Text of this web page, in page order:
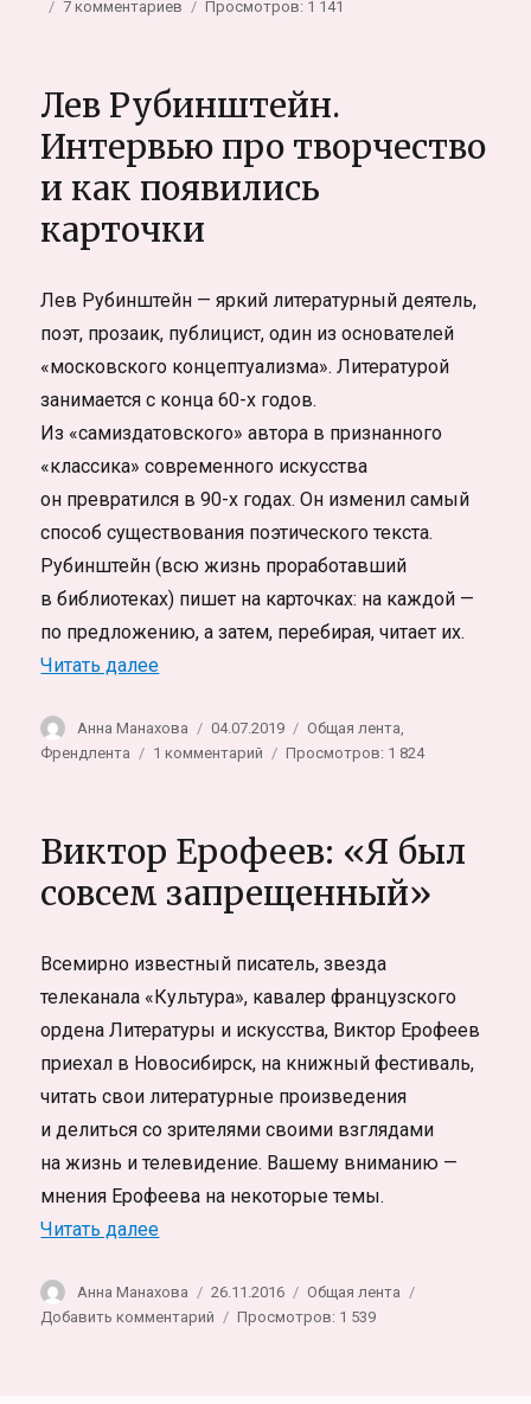
7 комментариев Просмотров: 1 141
Лев Рубинштейн.
Интервью про творчество
и как появились
карточки
Лев Рубинштейн — яркий литературный деятель,
поэт, прозаик, публицист, один из основателей
«московского концептуализма». Литературой
занимается с конца 60-х годов.
Из «самиздатовского» автора в признанного
«классика» современного искусства
он превратился в 90-х годах. Он изменил самый
способ существования поэтического текста.
Рубинштейн (всю жизнь проработавший
в библиотеках) пишет на карточках: на каждой —
по предложению, а затем, перебирая, читает их.
Читать далее«Лев Рубинштейн. Интервью про
Автор
Анна Манахова Опубликовано
04.07.2019 Рубрики
Общая лента
Френдлента
1 комментарий
Интервью
творчество
появились
карточки
Просмотров: 1 824
Виктор Ерофеев: «Я был
совсем запрещенный»
Всемирно известный писатель, звезда
телеканала «Культура», кавалер французского
ордена Литературы и искусства, Виктор Ерофеев
приехал в Новосибирск, на книжный фестиваль,
читать свои литературные произведения
и делиться со зрителями своими взглядами
на жизнь и телевидение. Вашему вниманию —
мнения Ерофеева на некоторые темы.
Читать далее«Виктор Ерофеев: «Я был совсем
Автор
Анна Манахова Опубликовано
26.11.2016 Рубрики
Общая лента
Добавить комментарий
Просмотров: 1 539